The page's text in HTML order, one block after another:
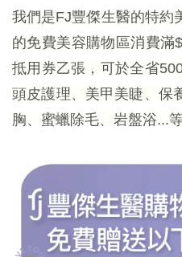
我們是FJ豐傑生醫的特約
的免費美容購物區消費滿
抵用券乙張，可於全省
頭皮護理、美甲美睫、保
胸、蜜蠟除毛、岩盤浴...